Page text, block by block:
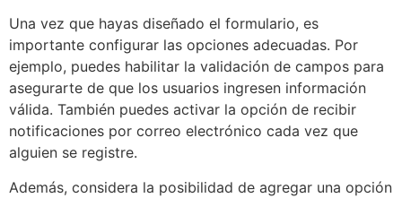
Una vez que hayas diseñado el formulario, es
importante configurar las opciones adecuadas. Por
ejemplo, puedes habilitar la validación de campos para
asegurarte de que los usuarios ingresen información
válida. También puedes activar la opción de recibir
notificaciones por correo electrónico cada vez que
alguien se registre.
Además, considera la posibilidad de agregar una opción